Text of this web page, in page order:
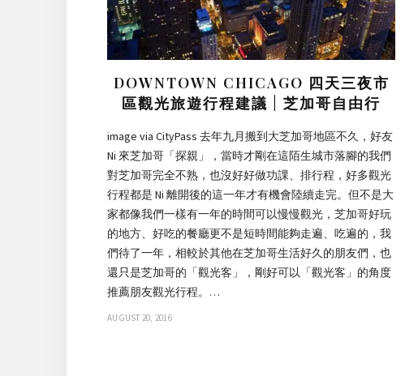
DOWNTOWN CHICAGO 四天三夜市
區觀光旅遊行程建議 | 芝加哥自由行
image via CityPass 去年九月搬到大芝加哥地區不久，好友
Ni 來芝加哥「探親」，當時才剛在這陌生城市落腳的我們
對芝加哥完全不熟，也沒好好做功課、排行程，好多觀光
行程都是 Ni 離開後的這一年才有機會陸續走完。但不是大
家都像我們一樣有一年的時間可以慢慢觀光，芝加哥好玩
的地方、好吃的餐廳更不是短時間能夠走遍、吃遍的，我
們待了一年，相較於其他在芝加哥生活好久的朋友們，也
還只是芝加哥的「觀光客」，剛好可以「觀光客」的角度
推薦朋友觀光行程。…
AUGUST 20, 2016